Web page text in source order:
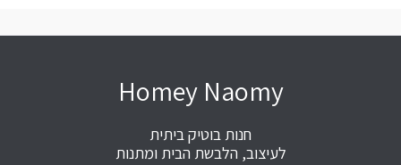
Homey Naomy
חנות בוטיק ביתית
לעיצוב, הלבשת הבית ומתנות